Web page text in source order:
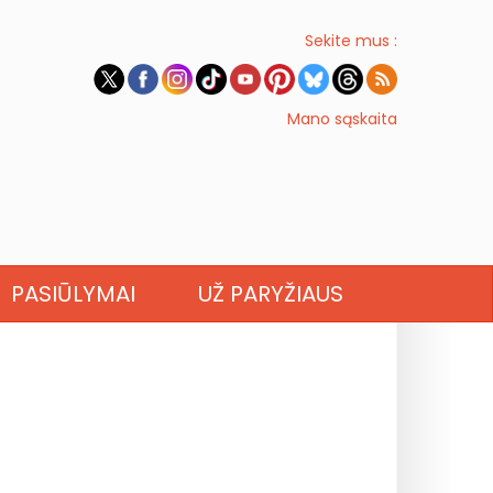
Sekite mus :
Mano sąskaita
PASIŪLYMAI UŽ PARYŽIAUS